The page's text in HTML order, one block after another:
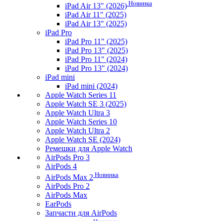
iPad Air 13" (2026) Новинка
iPad Air 11" (2025)
iPad Air 13" (2025)
iPad Pro
iPad Pro 11" (2025)
iPad Pro 13" (2025)
iPad Pro 11" (2024)
iPad Pro 13" (2024)
iPad mini
iPad mini (2024)
Apple Watch Series 11
Apple Watch SE 3 (2025)
Apple Watch Ultra 3
Apple Watch Series 10
Apple Watch Ultra 2
Apple Watch SE (2024)
Ремешки для Apple Watch
AirPods Pro 3
AirPods 4
AirPods Max 2 Новинка
AirPods Pro 2
AirPods Max
EarPods
Запчасти для AirPods